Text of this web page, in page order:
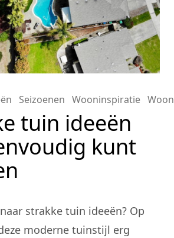
Seizoenen Wooninspiratie
tuin ideeën
kunt
strakke tuin ideeën? Op
moderne tuinstijl erg